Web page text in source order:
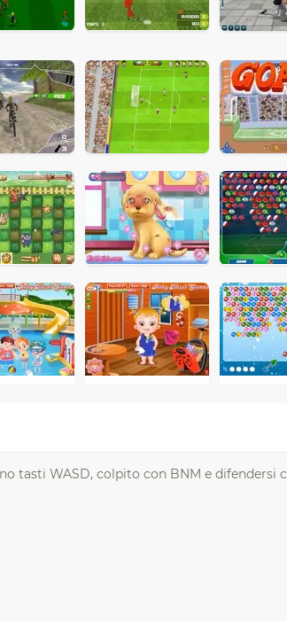
tasti WASD, colpito con BNM e difendersi